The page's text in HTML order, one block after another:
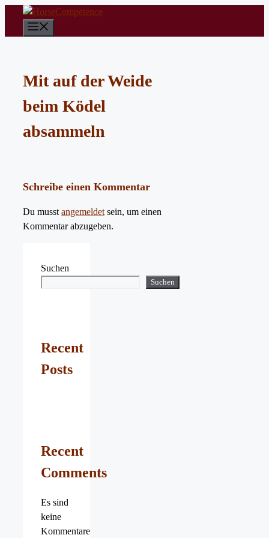
springen
Mit auf der Weide
beim Ködel
absammeln
Schreibe einen Kommentar
Du musst angemeldet sein, um einen
Kommentar abzugeben.
Suchen
Suchen
Recent
Posts
Recent
Comments
Es sind
keine
Kommentare